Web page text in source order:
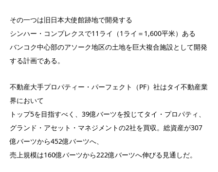
その一つは旧日本大使館跡地で開発する
シンハー・コンプレクスで11ライ（1ライ＝1,600平米）ある
バンコク中心部のアソーク地区の土地を巨大複合施設として開発
する計画である。
不動産大手プロパティー・パーフェクト（PF）社はタイ不動産業
界において
トップ5を目指すべく、39億バーツを投じてタイ・プロパティ、
グランド・アセット・マネジメントの2社を買収。総資産が307
億バーツから452億バーツへ、
売上規模は160億バーツから222億バーツへ伸びる見通しだ。